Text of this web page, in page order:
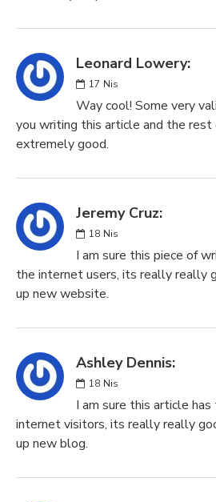
Leonard Lowery:
17 Nis
Way cool! Some very
you writing this article and the
extremely good.
Jeremy Cruz:
18 Nis
I am sure this piece of
the internet users, its really really
up new website.
Ashley Dennis:
18 Nis
I am sure this article
internet visitors, its really really
up new blog.